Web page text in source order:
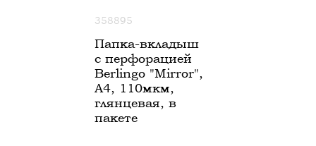
358895
Папка-вкладыш
с перфорацией
Berlingo "Mirror",
А4, 110мкм,
глянцевая, в
пакете